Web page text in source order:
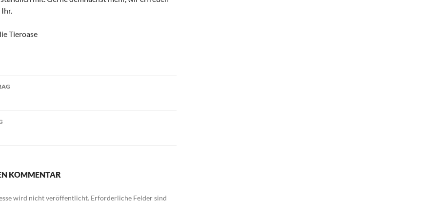
Tieroase
KOMMENTAR
wird nicht veröffentlicht. Erforderliche Felder sind